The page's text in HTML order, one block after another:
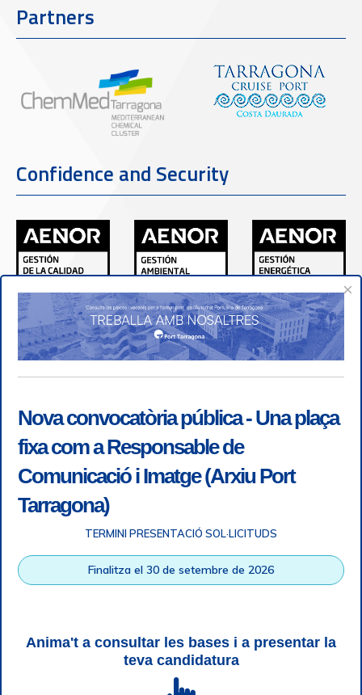
Partners
Confidence and Security
×
Nova convocatòria pública - Una plaça
fixa com a Responsable de
Comunicació i Imatge (Arxiu Port
Tarragona)
TERMINI PRESENTACIÓ SOL·LICITUDS
Finalitza el 30 de setembre de 2026
Anima't a consultar les bases i a presentar la
teva candidatura